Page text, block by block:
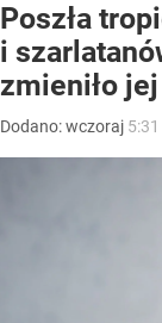
Poszła
i
zmieniło
Dodano:wczoraj 5:31